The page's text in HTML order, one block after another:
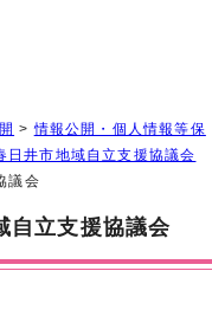
>情報公開・個人情報等保
日井市地域自立支援協議会
議会
自立支援協議会